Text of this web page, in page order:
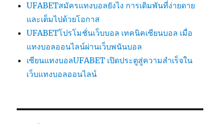
UFABETสมัครแทงบอลยังไง การเดิมพันที่ง่ายดาย
และเต็มไปด้วยโอกาส
UFABETโปรโมชั่นเว็บบอล เทคนิคเซียนบอล เมื่อ
แทงบอลออนไลน์ผ่านเว็บพนันบอล
เซียนแทงบอลUFABET เปิดประตูสู่ความสำเร็จใน
เว็บแทงบอลออนไลน์